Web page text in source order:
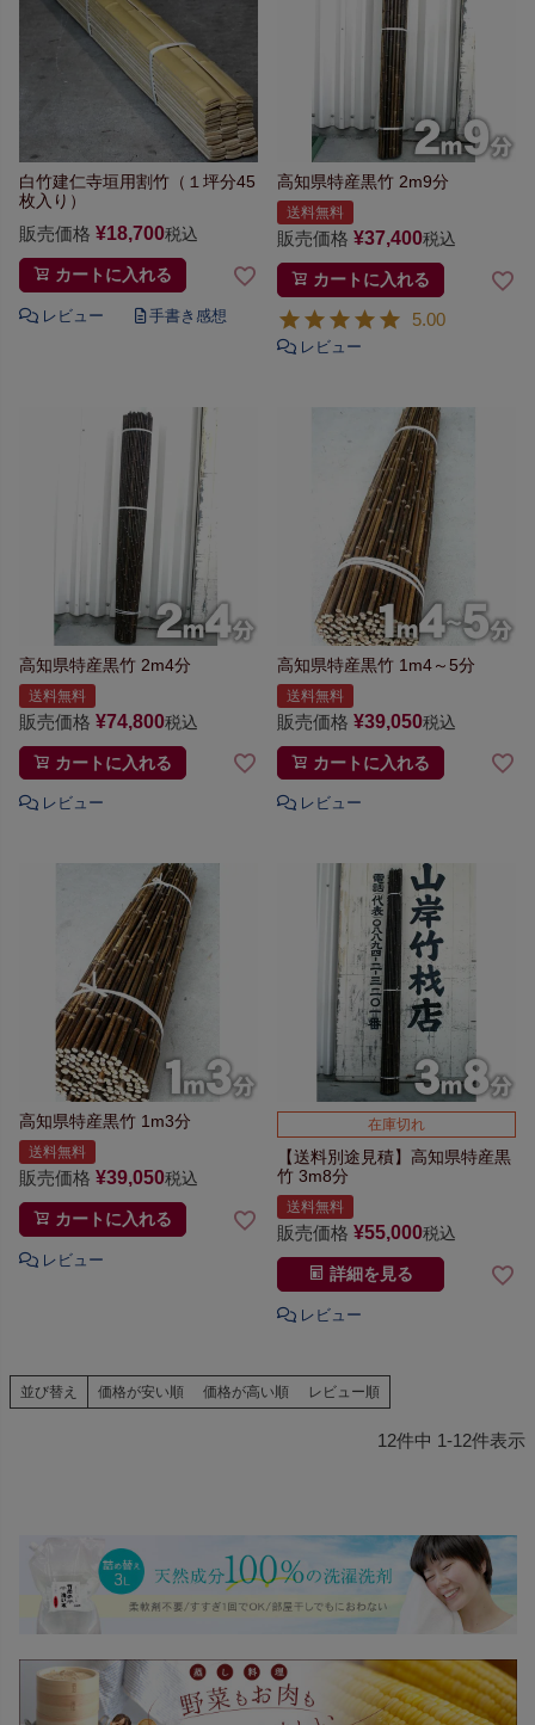
白竹建仁寺垣用割竹（１坪分45
枚入り）
販売価格 ¥18,700税込
カートに入れる
高知県特産黒竹 2m9分
送料無料
販売価格 ¥37,400税込
カートに入れる
5.00
高知県特産黒竹 2m4分
送料無料
販売価格 ¥74,800税込
カートに入れる
高知県特産黒竹 1m4～5分
送料無料
販売価格 ¥39,050税込
カートに入れる
高知県特産黒竹 1m3分
送料無料
販売価格 ¥39,050税込
カートに入れる
在庫切れ
【送料別途見積】 高知県特産黒
竹 3m8分
送料無料
販売価格 ¥55,000税込
詳細を見る
並び替え 価格が安い順 価格が高い順 レビュー順
12件中 1-12件表示